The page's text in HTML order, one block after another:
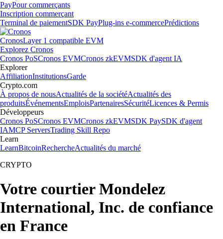
PayPour commerçants
Inscription commerçant
Terminal de paiementSDK PayPlug-ins e-commercePrédictions
CronosLayer 1 compatible EVM
Explorez Cronos
Cronos PoSCronos EVMCronos zkEVMSDK d'agent IA
Explorer
AffiliationInstitutionsGarde
Crypto.com
À propos de nousActualités de la sociétéActualités des
produitsÉvénementsEmploisPartenairesSécuritéLicences & Permis
Développeurs
Cronos PoSCronos EVMCronos zkEVMSDK PaySDK d'agent
IAMCP ServersTrading Skill Repo
Learn
LearnBitcoinRechercheActualités du marché
CRYPTO
Votre courtier Mondelez
International, Inc. de confiance
en France